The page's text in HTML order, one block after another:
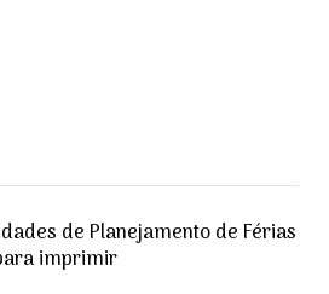
de Planejamento de Férias
imprimir